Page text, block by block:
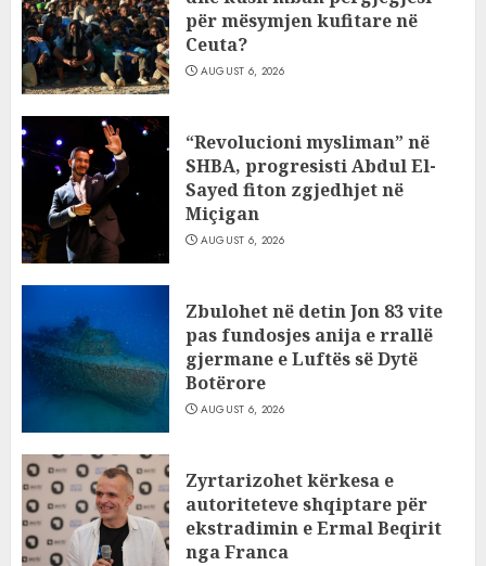
për mësymjen kufitare në
Ceuta?
AUGUST 6, 2026
“Revolucioni mysliman” në
SHBA, progresisti Abdul El-
Sayed fiton zgjedhjet në
Miçigan
AUGUST 6, 2026
Zbulohet në detin Jon 83 vite
pas fundosjes anija e rrallë
gjermane e Luftës së Dytë
Botërore
AUGUST 6, 2026
Zyrtarizohet kërkesa e
autoriteteve shqiptare për
ekstradimin e Ermal Beqirit
nga Franca